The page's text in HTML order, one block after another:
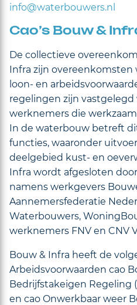
info@waterbouwers.nl
Cao’s Bouw &
De collectieve
Infra zijn overeenkomsten
loon- en
regelingen zijn vastgelegd
werknemers die
In de waterbouw betreft
functies, waaronder
deelgebied kust- en
Infra wordt afgesloten
namens werkgevers
Aannemersfederatie
Waterbouwers,
werknemers FNV en CNV
Bouw & Infra heeft de
Arbeidsvoorwaarden cao
Bedrijfstakeigen Regeling
en cao Onwerkbaar weer